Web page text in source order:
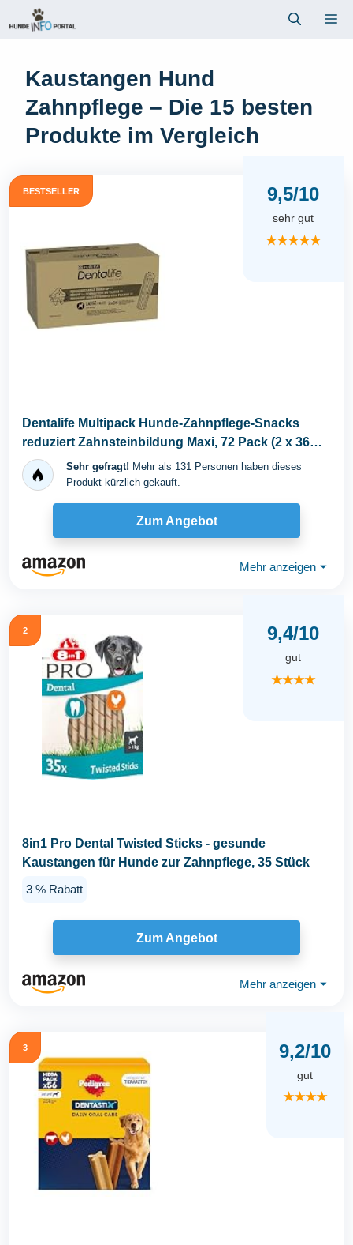
Inhalt
Kaustangen Hund
Zahnpflege – Die 15 besten
Produkte im Vergleich
BESTSELLER 9,5/10
sehr gut
★★★★★
Dentalife Multipack Hunde-Zahnpflege-Snacks
reduziert Zahnsteinbildung Maxi, 72 Pack (2 x 36
Sticks)
Sehr gefragt! Mehr als 131 Personen haben dieses
Produkt kürzlich gekauft.
Zum Angebot
Mehr anzeigen ⏷
2 9,4/10
gut
★★★★
8in1 Pro Dental Twisted Sticks - gesunde
Kaustangen für Hunde zur Zahnpflege, 35 Stück
3 % Rabatt
Zum Angebot
Mehr anzeigen ⏷
3 9,2/10
gut
★★★★